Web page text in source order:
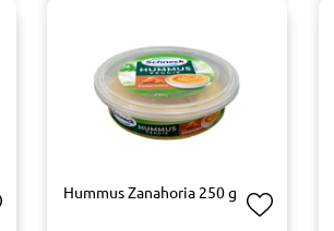
Hummus Zanahoria 250 g